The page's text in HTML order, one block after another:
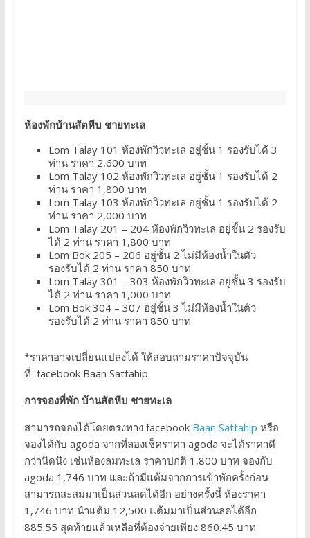
ห้องพักบ้านสัตหีบ ชายทะเล
Lom Talay 101 ห้องพักวิวทะเล อยู่ชั้น 1 รองรับได้ 3
ท่าน ราคา 2,600 บาท
Lom Talay 102 ห้องพักวิวทะเล อยู่ชั้น 1 รองรับได้ 2
ท่าน ราคา 1,800 บาท
Lom Talay 103 ห้องพักวิวทะเล อยู่ชั้น 1 รองรับได้ 2
ท่าน ราคา 2,000 บาท
Lom Talay 201 – 204 ห้องพักวิวทะเล อยู่ชั้น 2 รองรับ
ได้ 2 ท่าน ราคา 1,800 บาท
Lom Bok 205 – 206 อยู่ชั้น 2 ไม่มีห้องน้ำในตัว
รองรับได้ 2 ท่าน ราคา 850 บาท
Lom Talay 301 – 303 ห้องพักวิวทะเล อยู่ชั้น 3 รองรับ
ได้ 2 ท่าน ราคา 1,000 บาท
Lom Bok 304 – 307 อยู่ชั้น 3 ไม่มีห้องน้ำในตัว
รองรับได้ 2 ท่าน ราคา 850 บาท
*ราคาอาจเปลี่ยนแปลงได้ ให้สอบถามราคาปัจจุบัน
ที่ facebook Baan Sattahip
การจองที่พัก บ้านสัตหีบ ชายทะเล
สามารถจองได้โดยตรงทาง facebook Baan Sattahip หรือ
จองได้กับ agoda จากที่ลองเช็คราคา agoda จะได้ราคาดี
กว่านิดนึง เช่นห้องลมทะเล ราคาปกติ 1,800 บาท จองกับ
agoda 1,746 บาท และถ้ามีแต้มจากการเข้าพักครั้งก่อน
สามารถสะสมมาเป็นส่วนลดได้อีก อย่างครั้งนี้ ห้องราคา
1,746 บาท นำแต้ม 12,500 แต้มมาเป็นส่วนลดได้อีก
885.55 สุดท้ายแล้วเหลือที่ต้องจ่ายเพียง 860.45 บาท